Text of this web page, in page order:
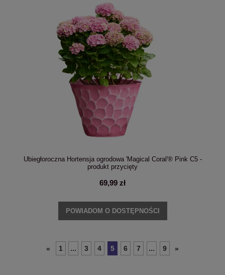
Ubiegłoroczna Hortensja ogrodowa 'Magical Coral'® Pink C5 -
produkt przycięty
69,99 zł
POWIADOM O DOSTĘPNOŚCI
« 1 ... 3 4 5 6 7 ... 9 »